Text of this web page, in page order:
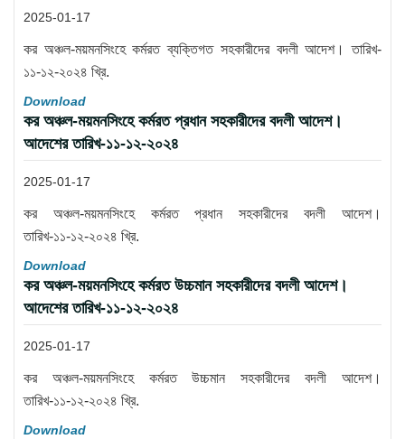
2025-01-17
কর অঞ্চল-ময়মনসিংহে কর্মরত ব্যক্তিগত সহকারীদের বদলী আদেশ। তারিখ-
১১-১২-২০২৪ খ্রি.
Download
কর অঞ্চল-ময়মনসিংহে কর্মরত প্রধান সহকারীদের বদলী আদেশ।
আদেশের তারিখ-১১-১২-২০২৪
2025-01-17
কর অঞ্চল-ময়মনসিংহে কর্মরত প্রধান সহকারীদের বদলী আদেশ।
তারিখ-১১-১২-২০২৪ খ্রি.
Download
কর অঞ্চল-ময়মনসিংহে কর্মরত উচ্চমান সহকারীদের বদলী আদেশ।
আদেশের তারিখ-১১-১২-২০২৪
2025-01-17
কর অঞ্চল-ময়মনসিংহে কর্মরত উচ্চমান সহকারীদের বদলী আদেশ।
তারিখ-১১-১২-২০২৪ খ্রি.
Download